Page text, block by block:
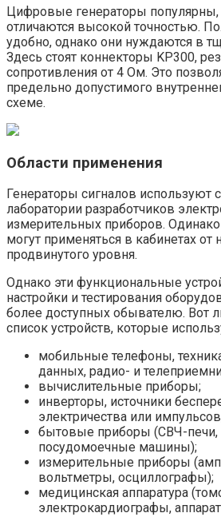
Цифровые генераторы популярны,
отличаются высокой точностью.
удобно, однако они нуждаются в
Здесь стоят коннекторы KP300,
сопротивления от 4 Ом. Это
предельно допустимого
схеме.
Области применения
Генераторы сигналов используют
лаборатории разработчиков
измерительных приборов.
могут применяться в кабинетах от
продвинутого уровня.
Однако эти функциональные
настройки и тестирования
более доступных обывателю. Вот
список устройств, которые
мобильные телефоны,
данных, радио- и
вычислительные приборы;
инверторы, источники
электричества или
бытовые приборы (СВЧ-печи,
посудомоечные машины);
измерительные приборы
вольтметры, осциллографы);
медицинская аппаратура
электрокардиографы,